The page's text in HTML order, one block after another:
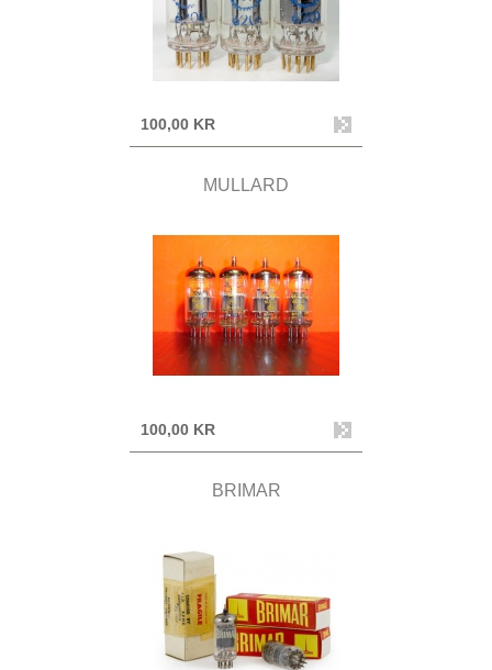
100,00 KR
MULLARD
100,00 KR
BRIMAR